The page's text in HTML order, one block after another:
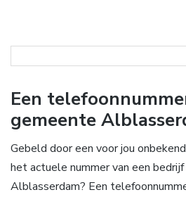
Een
gemeente
Gebeld door een voor jou
het actuele nummer van een
Alblasserdam? Een